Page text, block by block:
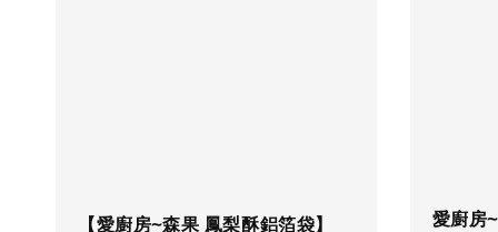
【愛廚房~森果 鳳梨酥鋁箔袋】 愛廚房